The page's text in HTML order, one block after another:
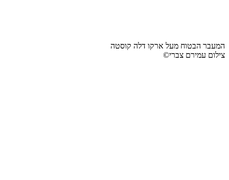
המעבר הבטוח מעל ארקו דלה קוסטה
צילום עמירם צברי©